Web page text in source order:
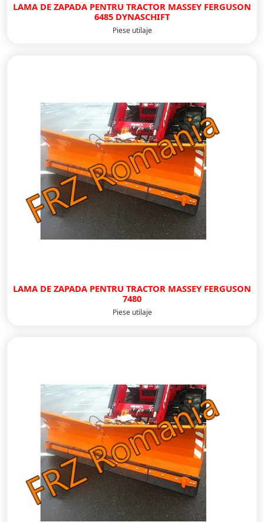
LAMA DE ZAPADA PENTRU TRACTOR MASSEY FERGUSON
6485 DYNASCHIFT
Piese utilaje
LAMA DE ZAPADA PENTRU TRACTOR MASSEY FERGUSON
7480
Piese utilaje